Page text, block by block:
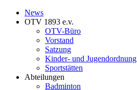
News
OTV 1893 e.v.
OTV-Büro
Vorstand
Satzung
Kinder- und Jugendordnung
Sportstätten
Abteilungen
Badminton